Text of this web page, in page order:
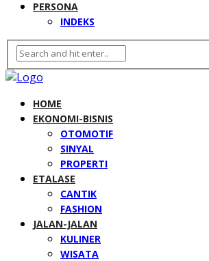
PERSONA
INDEKS
HOME
EKONOMI-BISNIS
OTOMOTIF
SINYAL
PROPERTI
ETALASE
CANTIK
FASHION
JALAN-JALAN
KULINER
WISATA